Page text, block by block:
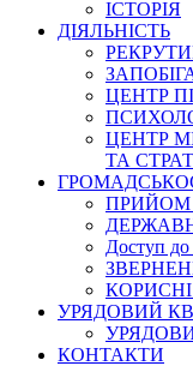
ІСТОРІЯ
ДІЯЛЬНІСТЬ
ЦЕНТР
ЦЕНТР
ТА
ПРИЙОМ
Доступ до
УРЯДОВИЙ
КОНТАКТИ